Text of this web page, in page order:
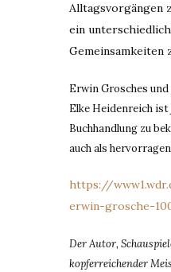
Alltagsvorgängen
ein
Gemeinsamkeiten
Erwin Grosches
Elke Heidenreich
Buchhandlung zu
auch als
https://
erwin-grosche-
Der Autor,
kopferreichender